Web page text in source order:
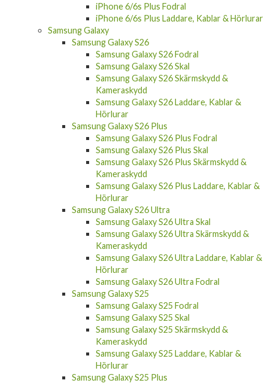
iPhone 6/6s Plus Fodral
iPhone 6/6s Plus Laddare, Kablar & Hörlurar
Samsung Galaxy
Samsung Galaxy S26
Samsung Galaxy S26 Fodral
Samsung Galaxy S26 Skal
Samsung Galaxy S26 Skärmskydd &
Kameraskydd
Samsung Galaxy S26 Laddare, Kablar &
Hörlurar
Samsung Galaxy S26 Plus
Samsung Galaxy S26 Plus Fodral
Samsung Galaxy S26 Plus Skal
Samsung Galaxy S26 Plus Skärmskydd &
Kameraskydd
Samsung Galaxy S26 Plus Laddare, Kablar &
Hörlurar
Samsung Galaxy S26 Ultra
Samsung Galaxy S26 Ultra Skal
Samsung Galaxy S26 Ultra Skärmskydd &
Kameraskydd
Samsung Galaxy S26 Ultra Laddare, Kablar &
Hörlurar
Samsung Galaxy S26 Ultra Fodral
Samsung Galaxy S25
Samsung Galaxy S25 Fodral
Samsung Galaxy S25 Skal
Samsung Galaxy S25 Skärmskydd &
Kameraskydd
Samsung Galaxy S25 Laddare, Kablar &
Hörlurar
Samsung Galaxy S25 Plus